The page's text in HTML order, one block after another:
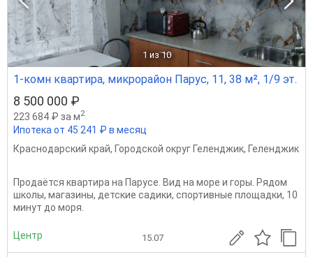
1 из 10
1-комн квартира, микрорайон Парус, 11, 38 м², 1/9 эт.
8 500 000 ₽
223 684 ₽ за м2
Ипотека от 45 241 ₽ в месяц
Краснодарский край, Городской округ Геленджик, Геленджик
Продаётся квартира на Парусе. Вид на море и горы. Рядом
школы, магазины, детские садики, спортивные площадки, 10
минут до моря.
Центр 15.07